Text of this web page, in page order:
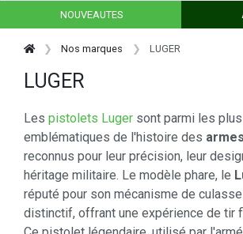
NOUVEAUTES
Nos marques LUGER
LUGER
Les pistolets Luger sont parmi les plus
emblématiques de l'histoire des
reconnus pour leur précision, leur
héritage militaire. Le modèle phare, le
réputé pour son mécanisme de
distinctif, offrant une expérience de tir